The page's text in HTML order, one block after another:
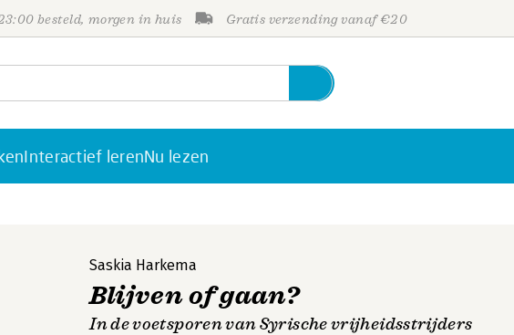
besteld, morgen in huis Gratis verzending vanaf €20
Interactief lerenNu lezen
Saskia Harkema
Blijven of gaan?
In de voetsporen van Syrische vrijheidsstrijders
Personen